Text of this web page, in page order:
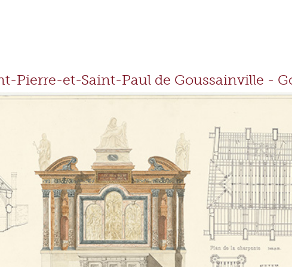
Pierre-et-Saint-Paul de Goussainville -